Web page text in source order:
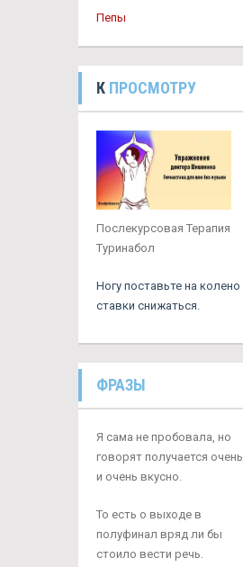
Пепы
К ПРОСМОТРУ
Послекурсовая Терапия
Туринабол
Ногу поставьте на колено
ставки снижаться.
ФРАЗЫ
Я сама не пробовала, но
говорят получается очень
и очень вкусно.
То есть о выходе в
полуфинал вряд ли бы
стоило вести речь.